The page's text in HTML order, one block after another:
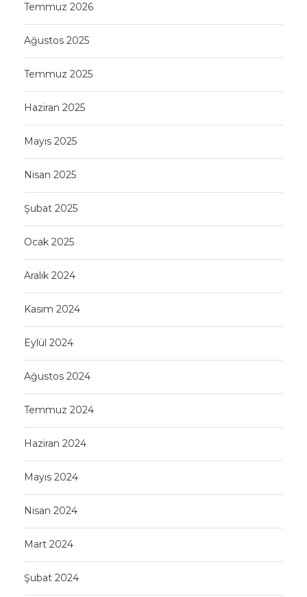
Temmuz 2026
Ağustos 2025
Temmuz 2025
Haziran 2025
Mayıs 2025
Nisan 2025
Şubat 2025
Ocak 2025
Aralık 2024
Kasım 2024
Eylül 2024
Ağustos 2024
Temmuz 2024
Haziran 2024
Mayıs 2024
Nisan 2024
Mart 2024
Şubat 2024